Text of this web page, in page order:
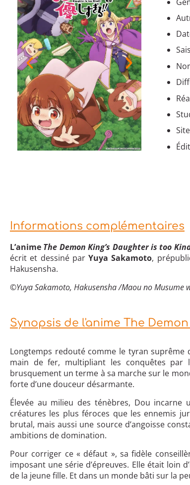
Informations complémentaires
L’anime The Demon King’s Daughter is too
écrit et dessiné par Yuya Sakamoto,
Hakusensha.
©Yuya Sakamoto, Hakusensha /Maou no Musume
Synopsis de l'anime The
Longtemps redouté comme le tyran suprême
main de fer, multipliant les conquêtes
brusquement un terme à sa marche sur le
forte d’une douceur désarmante.
Élevée au milieu des ténèbres, Dou
créatures les plus féroces que les ennemis
brutal, mais aussi une source d’angoisse
ambitions de domination.
Pour corriger ce « défaut », sa fidèle
imposant une série d’épreuves. Elle était loin
de la jeune fille. Et dans un monde bâti sur la